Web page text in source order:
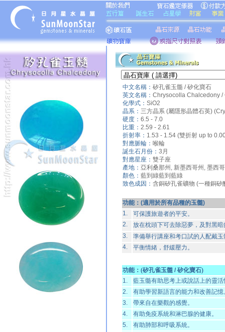
中文名稱： 矽孔雀玉髓 / 矽化寶石
英文名稱： Chrysocolla Chalcedony /
化學式： SiO2
晶系： 三方晶系 (屬隱形晶體石英)
硬度： 6.5 - 7.0
比重： 2.59 - 2.61
折射率： 1.53 - 1.54 (雙折射 up to
對應脈輪： 喉輪
誕生石月份： 3月
對應星座： 雙子座
產地： 亞利桑那州, 新墨西哥州, 墨西
顏色： 藍到綠藍到藍綠
致色成因： 含銅矽孔雀礦物 (一種銅矽
功能：(適用於所有品種的玉髓)
1.
可保護旅遊者的平安。
2.
放在枕頭下可去除惡夢，及對黑暗
3.
準備舉行講座和考口試的人配戴
4.
平衡情緒，舒緩壓力。
功能： (矽孔雀玉髓 / 矽化寶石)
1.
藍玉髓有助思考上或說話上的靈活
2.
有助學習新語言的能力和改善記憶
3.
帶來自在樂觀的感覺。
4.
有助免疫系統和淋巴腺的健康。
5.
有助肺部和呼吸系統。